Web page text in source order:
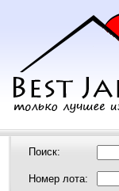
Поиск:
Номер лота: